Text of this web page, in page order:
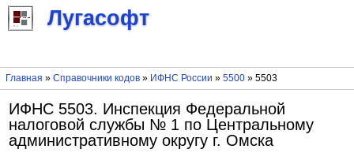
Лугасофт
Главная » Справочники кодов» ИФНС России » 5500» 5503
ИФНС 5503. Инспекция Федеральной
налоговой службы № 1 по Центральному
административному округу г. Омска